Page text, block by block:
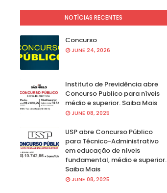
NOTÍCIAS RECENTES
Concurso
JUNE 24, 2026
Instituto de Previdência abre
Concurso Publico para níveis
médio e superior. Saiba Mais
JUNE 08, 2025
USP abre Concurso Público
para Técnico-Administrativo
em educação de níveis
fundamental, médio e superior.
Saiba Mais
JUNE 08, 2025